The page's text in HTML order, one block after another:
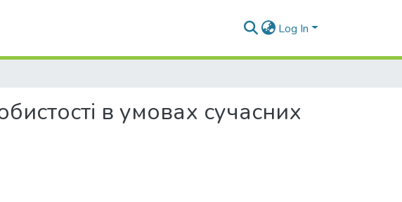
Log In
в умовах сучасних